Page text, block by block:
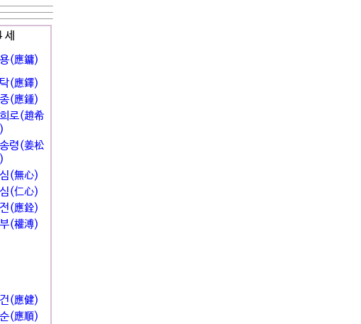
세
(應鏞)
(應鐸)
(應鍾)
로(趙希
령(姜松
(無心)
(仁心)
(應銓)
(權溥)
(應健)
(應順)